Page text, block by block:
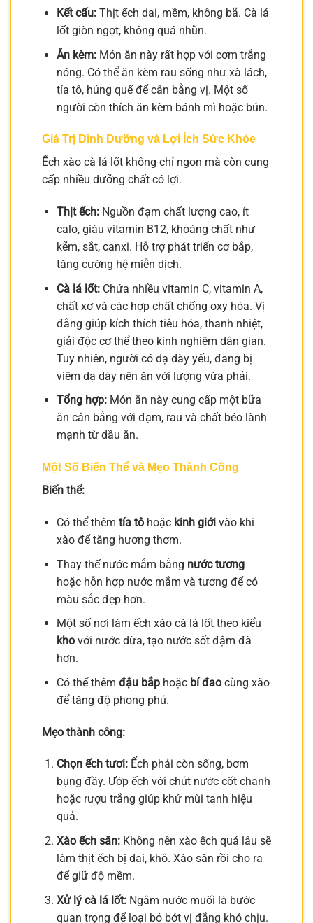
Kết cấu:Thịt ếch dai, mềm, không bã. Cà lá
lốt giòn ngọt, không quá nhũn.
Ăn kèm:Món ăn này rất hợp với cơm trắng
nóng. Có thể ăn kèm rau sống như xà lách,
tía tô, húng quế để cân bằng vị. Một số
người còn thích ăn kèm bánh mì hoặc bún.
Giá Trị Dinh Dưỡng và Lợi Ích Sức Khỏe
Ếch xào cà lá lốt không chỉ ngon mà còn cung
cấp nhiều dưỡng chất có lợi.
Thịt ếch:Nguồn đạm chất lượng cao, ít
calo, giàu vitamin B12, khoáng chất như
kẽm, sắt, canxi. Hỗ trợ phát triển cơ bắp,
tăng cường hệ miễn dịch.
Cà lá lốt:Chứa nhiều vitamin C, vitamin A,
chất xơ và các hợp chất chống oxy hóa. Vị
đắng giúp kích thích tiêu hóa, thanh nhiệt,
giải độc cơ thể theo kinh nghiệm dân gian.
Tuy nhiên, người có dạ dày yếu, đang bị
viêm dạ dày nên ăn với lượng vừa phải.
Tổng hợp:Món ăn này cung cấp một bữa
ăn cân bằng với đạm, rau và chất béo lành
mạnh từ dầu ăn.
Một Số Biến Thể và Mẹo Thành Công
Biến thể:
Có thể thêm tía tôhoặc kinh giớivào khi
xào để tăng hương thơm.
Thay thế nước mắm bằng nước tương
hoặc hỗn hợp nước mắm và tương để có
màu sắc đẹp hơn.
Một số nơi làm ếch xào cà lá lốt theo kiểu
khovới nước dừa, tạo nước sốt đậm đà
hơn.
Có thể thêm đậu bắphoặc bí đaocùng xào
để tăng độ phong phú.
Mẹo thành công:
Chọn ếch tươi:Ếch phải còn sống, bơm
bụng đầy. Ướp ếch với chút nước cốt chanh
hoặc rượu trắng giúp khử mùi tanh hiệu
quả.
Xào ếch săn:Không nên xào ếch quá lâu sẽ
làm thịt ếch bị dai, khô. Xào săn rồi cho ra
để giữ độ mềm.
Xử lý cà lá lốt:Ngâm nước muối là bước
quan trọng để loại bỏ bớt vị đắng khó chịu.